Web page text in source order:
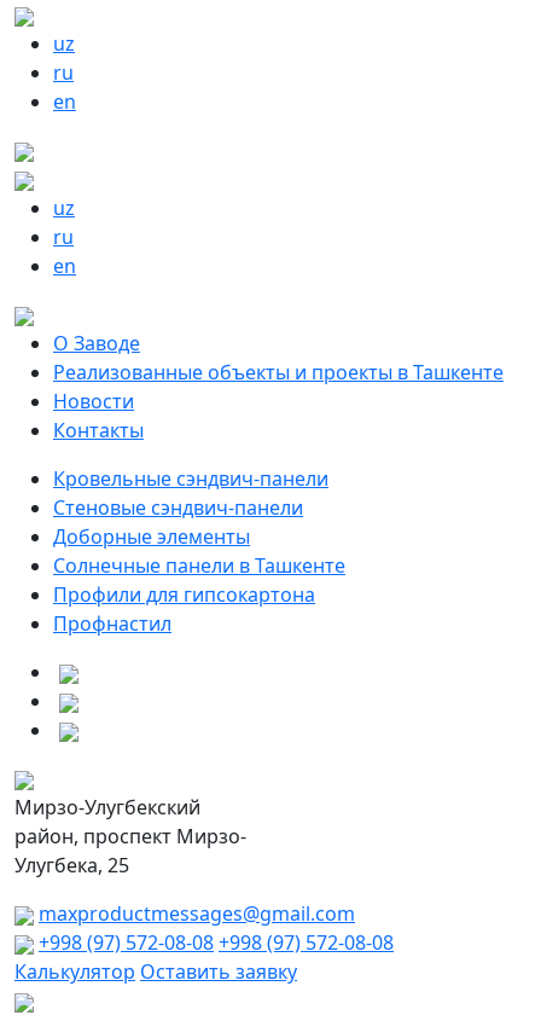
uz
ru
en
uz
ru
en
О Заводе
Реализованные объекты и проекты в Ташкенте
Новости
Контакты
Кровельные сэндвич-панели
Стеновые сэндвич-панели
Доборные элементы
Солнечные панели в Ташкенте
Профили для гипсокартона
Профнастил
Мирзо-Улугбекский
район, проспект Мирзо-
Улугбека, 25
maxproductmessages@gmail.com
+998 (97) 572-08-08+998 (97) 572-08-08
Калькулятор Оставить заявку